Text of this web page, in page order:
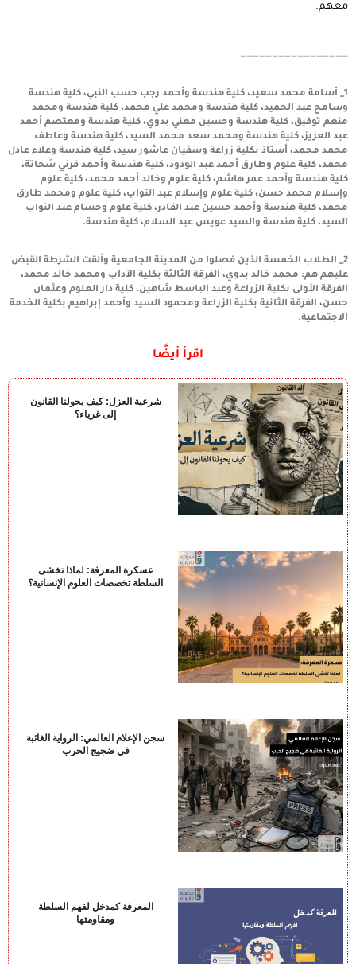
معهم.
—————————————————
1_ أسامة محمد سعيد، كلية هندسة وأحمد رجب حسب النبي، كلية هندسة
وسامح عبد الحميد، كلية هندسة ومحمد علي محمد، كلية هندسة ومحمد
منعم توفيق، كلية هندسة وحسين معني بدوي، كلية هندسة ومعتصم أحمد
عبد العزيز، كلية هندسة ومحمد سعد محمد السيد، كلية هندسة وعاطف
محمد محمد، أستاذ بكلية زراعة وسفيان عاشور سيد، كلية هندسة وعلاء عادل
محمد، كلية علوم وطارق أحمد عبد الودود، كلية هندسة وأحمد قرني شحاتة،
كلية هندسة وأحمد عمر هاشم، كلية علوم وخالد أحمد محمد، كلية علوم
وإسلام محمد حسن، كلية علوم وإسلام عبد التواب، كلية علوم ومحمد طارق
محمد، كلية هندسة وأحمد حسين عبد القادر، كلية علوم وحسام عبد التواب
السيد، كلية هندسة والسيد عويس عبد السلام، كلية هندسة.
2_ الطلاب الخمسة الذين فصلوا من المدينة الجامعية وألقت الشرطة القبض
عليهم هم: محمد خالد بدوي، الفرقة الثالثة بكلية الآداب ومحمد خالد محمد،
الفرقة الأولى بكلية الزراعة وعبد الباسط شاهين، كلية دار العلوم وعثمان
حسن، الفرقة الثانية بكلية الزراعة ومحمود السيد وأحمد إبراهيم بكلية الخدمة
الاجتماعية.
اقرأ أيضًا
شرعية العزل: كيف يحولنا القانون
إلى غرباء؟
عسكرة المعرفة: لماذا تخشى
السلطة تخصصات العلوم الإنسانية؟
سجن الإعلام العالمي: الرواية الغائبة
في ضجيج الحرب
المعرفة كمدخل لفهم السلطة
ومقاومتها